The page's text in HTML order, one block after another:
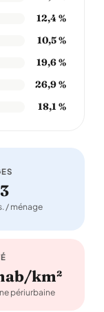
12,4 %
10,5 %
19,6 %
26,9 %
18,1 %
/ ménage
km²
périurbaine